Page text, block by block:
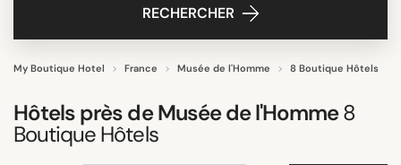
RECHERCHER
My Boutique Hotel France Musée de l'Homme 8 Boutique Hôtels
Hôtels près deMusée de l'Homme8
Boutique Hôtels
Lifestyle hotels
Tout afficher
THÈME